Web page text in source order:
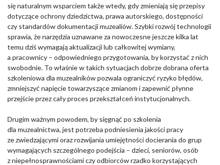
się naturalnym wsparciem także wtedy, gdy zmieniają się przepisy
dotyczące ochrony dziedzictwa, prawa autorskiego, dostępności
czy standardów dokumentacji muzealiów. Szybki rozwój technologii
sprawia, że narzędzia uznawane za nowoczesne jeszcze kilka lat
temu dziś wymagają aktualizacji lub całkowitej wymiany,
a pracownicy – odpowiedniego przygotowania, by korzystać z nich
swobodnie. To właśnie w takich sytuacjach dobrze dobrana oferta
szkoleniowa dla muzealników pozwala ograniczyć ryzyko błędów,
zmniejszyć napięcie towarzyszące zmianom i zapewnić płynne
przejście przez cały proces przekształceń instytucjonalnych.
Drugim ważnym powodem, by sięgnąć po szkolenia
dla muzealnictwa, jest potrzeba podniesienia jakości pracy
ze zwiedzającymi oraz rozwijania umiejętności docierania do grup
wymagających szczególnego podejścia – dzieci, seniorów, osób
z niepełnosprawnościami czy odbiorców rzadko korzystających